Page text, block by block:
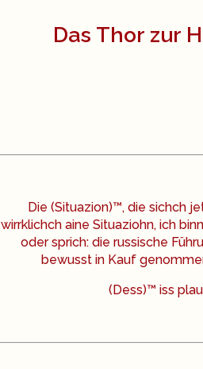
Das Thor zur
Die (Situazion)™, die sichch
wirrklichch aine Situaziohn, ich
oder sprich: die russische
bewusst in Kauf
(Dess)™ iss